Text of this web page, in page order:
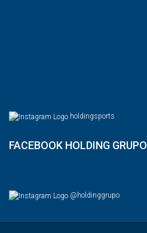
holdingsports
FACEBOOK HOLDING GRUPO
@holdinggrupo